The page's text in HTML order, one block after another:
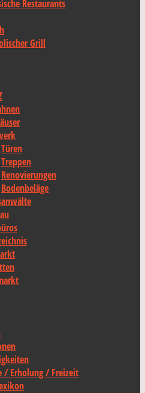
Restaurants
Grill
Türen
Treppen
Renovierungen
Bodenbeläge
/ Erholung / Freizeit